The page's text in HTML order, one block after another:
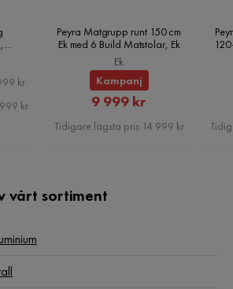
kr
kr
Peyra Matgrupp runt 150 cm
Ek med 6 Build Matstolar, Ek
Ek
Kampanj
Rabatterat
Pris
9 999 kr
Tidigare lägsta pris 14 999 kr
vårt sortiment